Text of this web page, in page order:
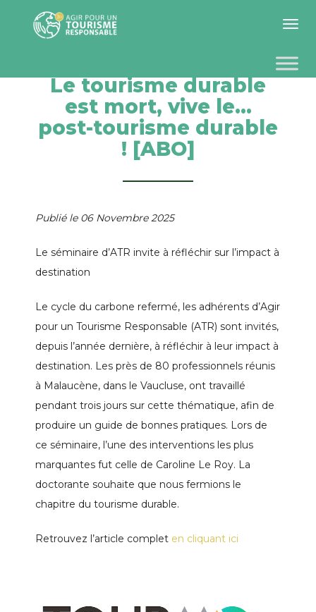
Toggle
Le tourisme durable
est mort, vive le…
post-tourisme durable
! [ABO]
Publié le 06 Novembre 2025
Le séminaire d’ATR invite à réfléchir sur l’impact à
destination
Le cycle du carbone refermé, les adhérents d’Agir
pour un Tourisme Responsable (ATR) sont invités,
depuis l’année dernière, à réfléchir à leur impact à
destination. Les près de 80 professionnels réunis
à Malaucène, dans le Vaucluse, ont travaillé
pendant trois jours sur cette thématique, afin de
produire un guide de bonnes pratiques. Lors de
ce séminaire, l’une des interventions les plus
marquantes fut celle de Caroline Le Roy. La
doctorante souhaite que nous fermions le
chapitre du tourisme durable.
Retrouvez l’article complet en cliquant ici